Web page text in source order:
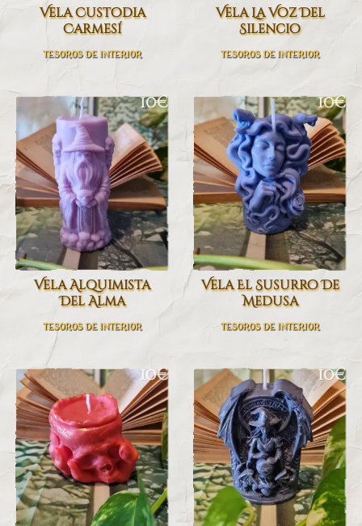
Vela Custodia
Carmesí
TESOROS DE INTERIOR
Vela La Voz Del
Silencio
TESOROS DE INTERIOR
Vela Alquimista
Del Alma
10€
TESOROS DE INTERIOR
Vela El Susurro De
Medusa
10€
TESOROS DE INTERIOR
10€ 10€